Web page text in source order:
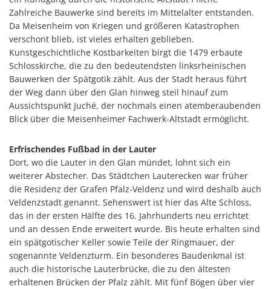
Zahlreiche Bauwerke sind bereits im Mittelalter entstanden.
Da Meisenheim von Kriegen und größeren Katastrophen
verschont blieb, ist vieles erhalten geblieben.
Kunstgeschichtliche Kostbarkeiten birgt die 1479 erbaute
Schlosskirche, die zu den bedeutendsten linksrheinischen
Bauwerken der Spätgotik zählt. Aus der Stadt heraus führt
der Weg dann über den Glan hinweg steil hinauf zum
Aussichtspunkt Juché, der nochmals einen atemberaubenden
Blick über die Meisenheimer Fachwerk-Altstadt ermöglicht.
Erfrischendes Fußbad in der Lauter
Dort, wo die Lauter in den Glan mündet, lohnt sich ein
weiterer Abstecher. Das Städtchen Lauterecken war früher
die Residenz der Grafen Pfalz-Veldenz und wird deshalb auch
Veldenzstadt genannt. Sehenswert ist hier das Alte Schloss,
das in der ersten Hälfte des 16. Jahrhunderts neu errichtet
und an dessen Ende erweitert wurde. Bis heute erhalten sind
ein spätgotischer Keller sowie Teile der Ringmauer, der
sogenannte Veldenzturm. Ein besonderes Baudenkmal ist
auch die historische Lauterbrücke, die zu den ältesten
erhaltenen Brücken der Pfalz zählt. Mit fünf Bögen über vier